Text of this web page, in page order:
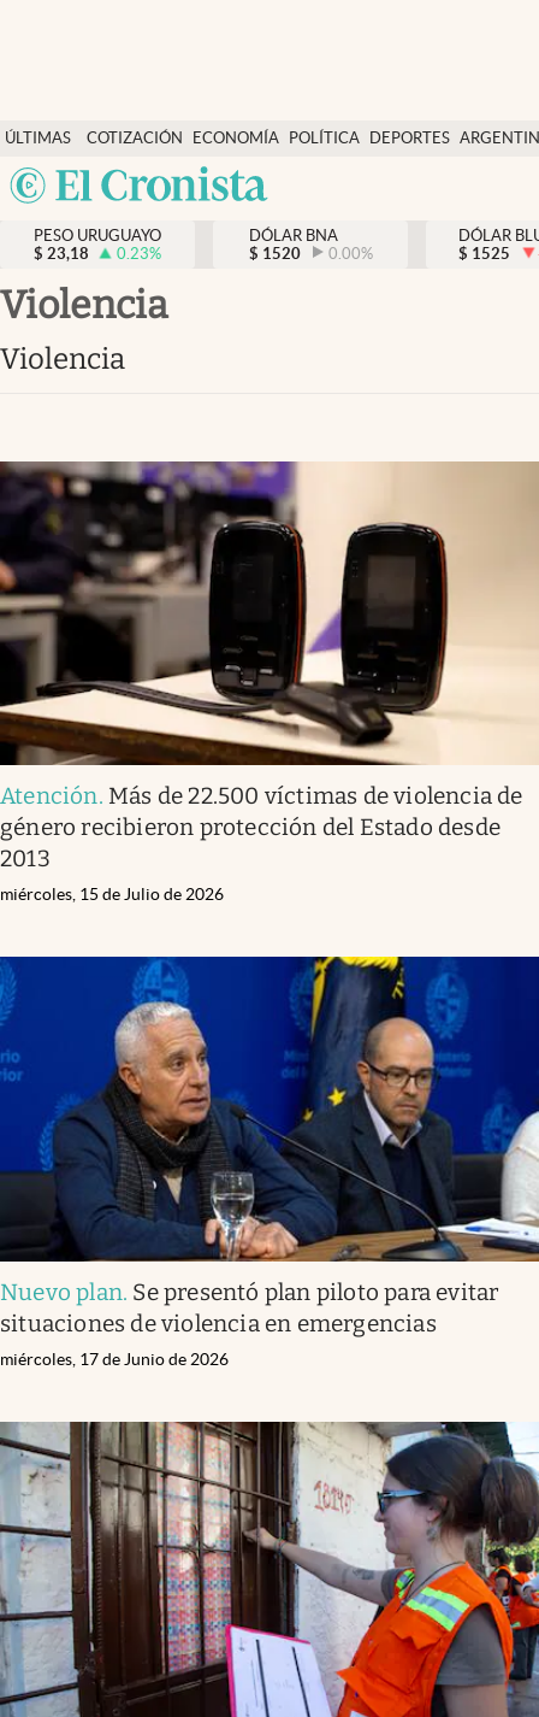
ÚLTIMAS
NOTICIAS
COTIZACIÓN
DÓLAR
ECONOMÍA POLÍTICA DEPORTES
México
Actualidad
Economía
Política
Uruguay
PESO URUGUAYO
$ 23,18 0.23%
DÓLAR BNA
$ 1520 0.00%
DÓLAR
$ 1525
Violencia
Violencia
Atención. Más de 22.500 víctimas de violencia de
género recibieron protección del Estado desde
2013
miércoles, 15 de Julio de 2026
Nuevo plan. Se presentó plan piloto para evitar
situaciones de violencia en emergencias
miércoles, 17 de Junio de 2026